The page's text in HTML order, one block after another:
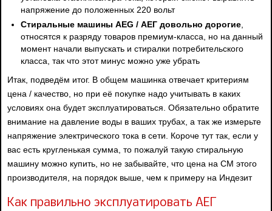
напряжение до положенных 220 вольт
Стиральные машины AEG / АЕГ довольно дорогие
относятся к разряду товаров премиум-класса, но на данный
момент начали выпускать и стиралки потребительского
класса, так что этот минус можно уже убрать
Итак, подведём итог. В общем машинка отвечает критериям
цена / качество, но при её покупке надо учитывать в каких
условиях она будет эксплуатироваться. Обязательно обратите
внимание на давление воды в ваших трубах, а так же измерьте
напряжение электрического тока в сети. Короче тут так, если у
вас есть кругленькая сумма, то пожалуй такую стиральную
машину можно купить, но не забывайте, что цена на СМ этого
производителя, на порядок выше, чем к примеру на Индезит
Как правильно эксплуатировать АЕГ